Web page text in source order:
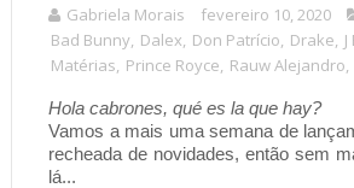
Gabriela Morais fevereiro 10, 2020
Bad Bunny, Dalex, Don Patrício, Drake,
Matérias, Prince Royce, Rauw Alejandro,
Hola cabrones, qué es la que hay?
Vamos a mais uma semana de
recheada de novidades, então sem
lá...